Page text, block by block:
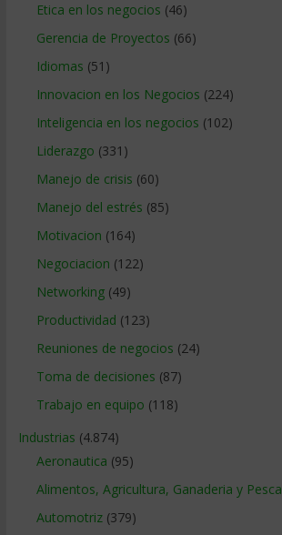
Etica en los negocios (46)
Gerencia de Proyectos (66)
Idiomas (51)
Innovacion en los Negocios (224)
Inteligencia en los negocios (102)
Liderazgo (331)
Manejo de crisis (60)
Manejo del estrés (85)
Motivacion (164)
Negociacion (122)
Networking(49)
Productividad (123)
Reuniones de negocios (24)
Toma de decisiones (87)
Trabajo en equipo (118)
Industrias (4.874)
Aeronautica (95)
Alimentos, Agricultura, Ganaderia y Pesca
Automotriz(379)